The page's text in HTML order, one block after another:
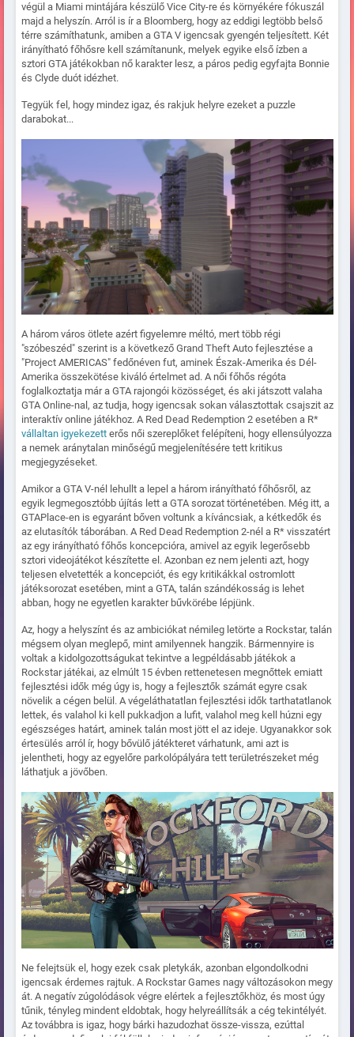
végül a Miami mintájára készülő Vice City-re és környékére fókuszál
majd a helyszín. Arról is ír a Bloomberg, hogy az eddigi legtöbb belső
térre számíthatunk, amiben a GTA V igencsak gyengén teljesített. Két
irányítható főhősre kell számítanunk, melyek egyike első ízben a
sztori GTA játékokban nő karakter lesz, a páros pedig egyfajta Bonnie
és Clyde duót idézhet.
Tegyük fel, hogy mindez igaz, és rakjuk helyre ezeket a puzzle
darabokat...
A három város ötlete azért figyelemre méltó, mert több régi
"szóbeszéd" szerint is a következő Grand Theft Auto fejlesztése a
"Project AMERICAS" fedőnéven fut, aminek Észak-Amerika és Dél-
Amerika összekötése kiváló értelmet ad. A női főhős régóta
foglalkoztatja már a GTA rajongói közösséget, és aki játszott valaha
GTA Online-nal, az tudja, hogy igencsak sokan választottak csajszit az
interaktív online játékhoz. A Red Dead Redemption 2 esetében a R*
vállaltan igyekezetterős női szereplőket felépíteni, hogy ellensúlyozza
a nemek aránytalan minőségű megjelenítésére tett kritikus
megjegyzéseket.
Amikor a GTA V-nél lehullt a lepel a három irányítható főhősről, az
egyik legmegosztóbb újítás lett a GTA sorozat történetében. Még itt, a
GTAPlace-en is egyaránt bőven voltunk a kíváncsiak, a kétkedők és
az elutasítók táborában. A Red Dead Redemption 2-nél a R* visszatért
az egy irányítható főhős koncepcióra, amivel az egyik legerősebb
sztori videojátékot készítette el. Azonban ez nem jelenti azt, hogy
teljesen elvetették a koncepciót, és egy kritikákkal ostromlott
játéksorozat esetében, mint a GTA, talán szándékosság is lehet
abban, hogy ne egyetlen karakter bűvkörébe lépjünk.
Az, hogy a helyszínt és az ambiciókat némileg letörte a Rockstar, talán
mégsem olyan meglepő, mint amilyennek hangzik. Bármennyire is
voltak a kidolgozottságukat tekintve a legpéldásabb játékok a
Rockstar játékai, az elmúlt 15 évben rettenetesen megnőttek emiatt
fejlesztési idők még úgy is, hogy a fejlesztők számát egyre csak
növelik a cégen belül. A végeláthatatlan fejlesztési idők tarthatatlanok
lettek, és valahol ki kell pukkadjon a lufit, valahol meg kell húzni egy
egészséges határt, aminek talán most jött el az ideje. Ugyanakkor sok
értesülés arról ír, hogy bővülő játékteret várhatunk, ami azt is
jelentheti, hogy az egyelőre parkolópályára tett területrészeket még
láthatjuk a jövőben.
Ne felejtsük el, hogy ezek csak pletykák, azonban elgondolkodni
igencsak érdemes rajtuk. A Rockstar Games nagy változásokon megy
át. A negatív zúgolódások végre elértek a fejlesztőkhöz, és most úgy
tűnik, tényleg mindent eldobtak, hogy helyreállítsák a cég tekintélyét.
Az továbbra is igaz, hogy bárki hazudozhat össze-vissza, ezúttal